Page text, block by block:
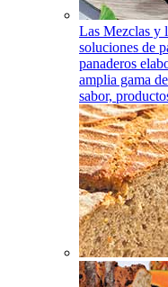
Las Mezclas y
soluciones de
panaderos
amplia gama
sabor,